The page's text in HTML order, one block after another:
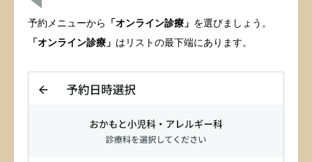
予約メニューから 「オンライン診療」 を選びましょう。
「オンライン診療」 はリストの最下端にあります。